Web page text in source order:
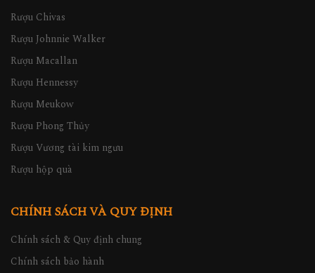
Rượu Chivas
Rượu Johnnie Walker
Rượu Macallan
Rượu Hennessy
Rượu Meukow
Rượu Phong Thủy
Rượu Vương tài kim ngưu
Rượu hộp quà
CHÍNH SÁCH VÀ QUY ĐỊNH
Chính sách & Quy định chung
Chính sách bảo hành